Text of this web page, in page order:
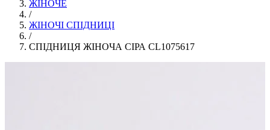
ЖІНОЧЕ
/
ЖІНОЧІ СПІДНИЦІ
/
СПІДНИЦЯ ЖІНОЧА СІРА CL1075617